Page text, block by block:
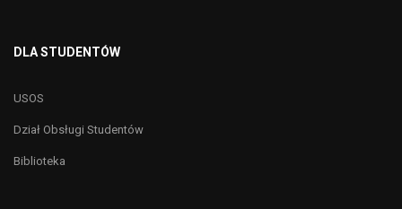
DLA STUDENTÓW
USOS
Dział Obsługi Studentów
Biblioteka